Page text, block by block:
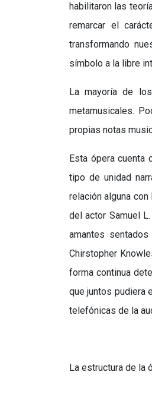
habilitaron las
remarcar el
transformando
símbolo a la libre
La mayoría de
metamusicales.
propias notas
Esta ópera cuenta
tipo de unidad
relación alguna
del actor Samuel
amantes
Chirstopher
forma continua
que juntos pudiera
telefónicas de la
La estructura de la